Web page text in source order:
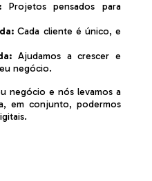
Projetos pensados para
Cada cliente é único, e
Ajudamos a crescer e
negócio.
negócio e nós levamos a
em conjunto, podermos